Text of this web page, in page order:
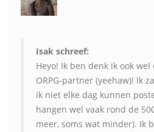
Isak schreef:
Heyo! Ik ben denk ik ook wel
ORPG-partner (yeehaw)! Ik
ik niet elke dag kunnen
hangen wel vaak rond de
meer, soms wat minder). Ik